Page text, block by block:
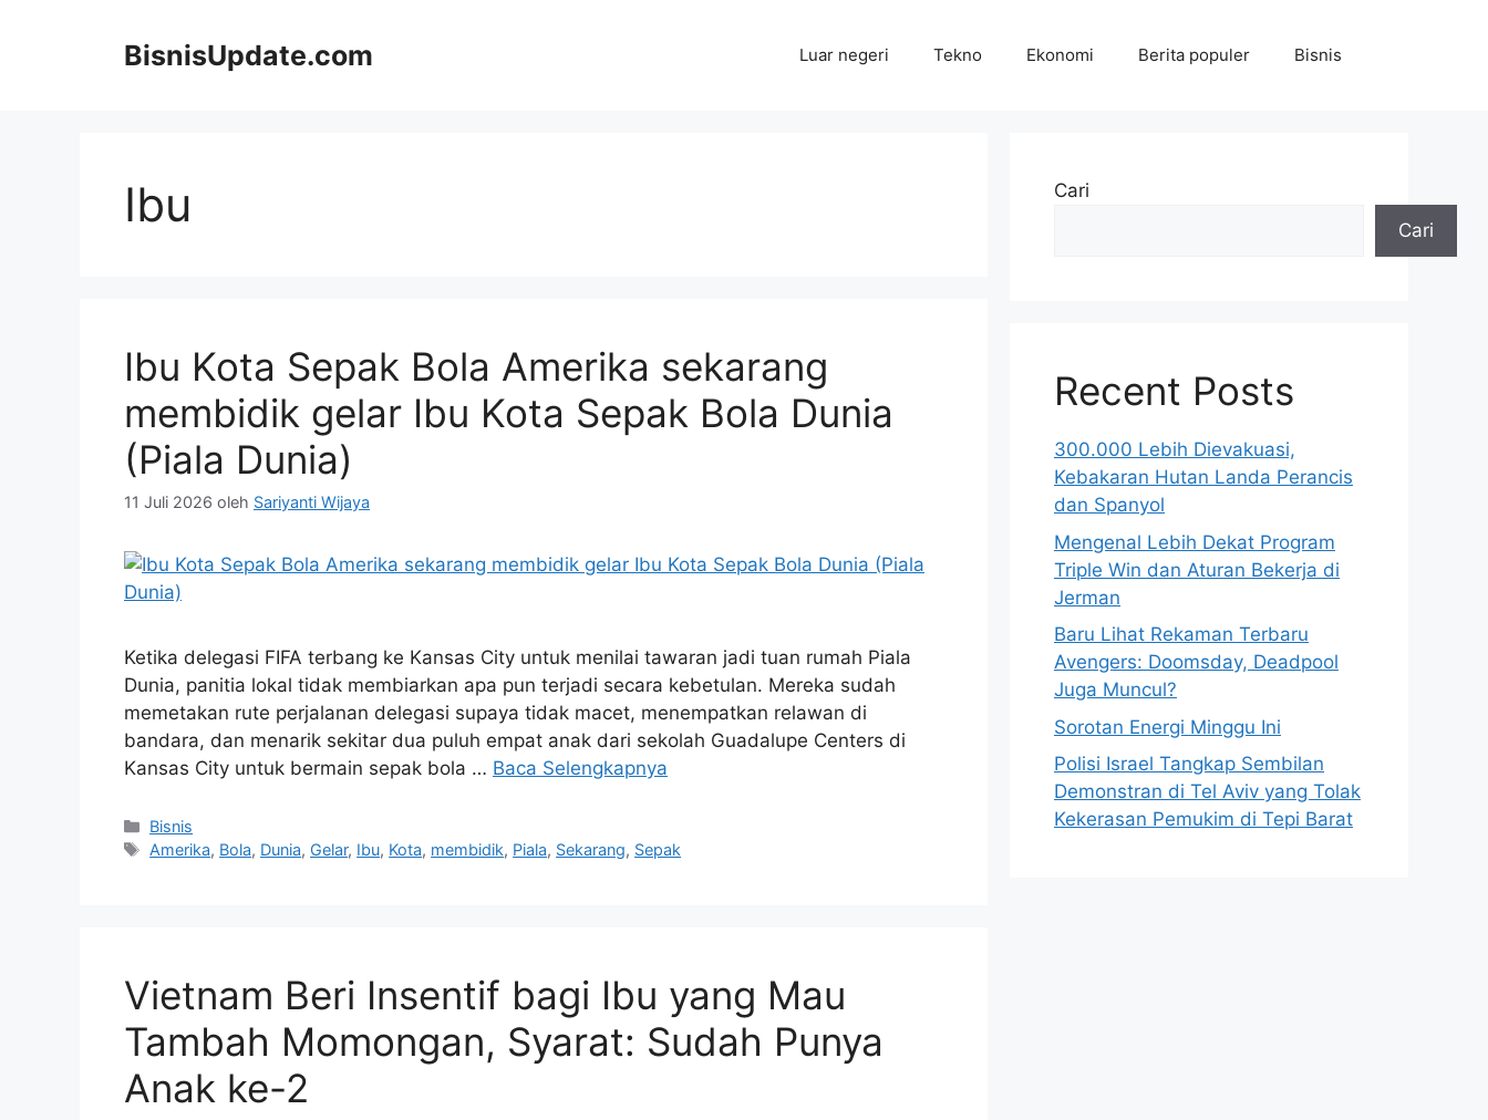
BisnisUpdate.com Luar negeri Tekno Ekonomi Berita populer Bisnis
Ibu
Ibu Kota Sepak Bola Amerika sekarang
membidik gelar Ibu Kota Sepak Bola Dunia
(Piala Dunia)
11 Juli 2026 oleh Sariyanti Wijaya
Ketika delegasi FIFA terbang ke Kansas City untuk menilai tawaran jadi tuan rumah Piala
Dunia, panitia lokal tidak membiarkan apa pun terjadi secara kebetulan. Mereka sudah
memetakan rute perjalanan delegasi supaya tidak macet, menempatkan relawan di
bandara, dan menarik sekitar dua puluh empat anak dari sekolah Guadalupe Centers di
Kansas City untuk bermain sepak bola … Baca Selengkapnya
Kategori
Bisnis
Tag
Amerika, Bola, Dunia, Gelar, Ibu, Kota, membidik, Piala, Sekarang, Sepak
Vietnam Beri Insentif bagi Ibu yang Mau
Tambah Momongan, Syarat: Sudah Punya
Anak ke-2
Cari
Cari
Recent Posts
300.000 Lebih Dievakuasi,
Kebakaran Hutan Landa Perancis
dan Spanyol
Mengenal Lebih Dekat Program
Triple Win dan Aturan Bekerja di
Jerman
Baru Lihat Rekaman Terbaru
Avengers: Doomsday, Deadpool
Juga Muncul?
Sorotan Energi Minggu Ini
Polisi Israel Tangkap Sembilan
Demonstran di Tel Aviv yang Tolak
Kekerasan Pemukim di Tepi Barat